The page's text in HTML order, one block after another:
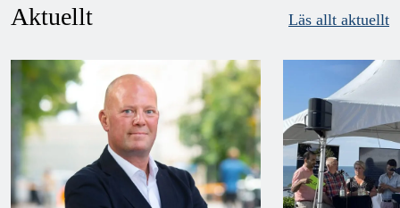
Aktuellt Läs allt aktuellt